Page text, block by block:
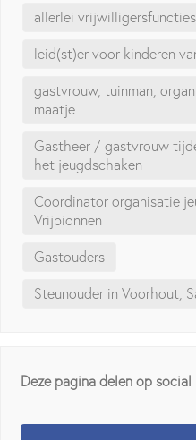
allerlei vrijwilligersfuncties
leid(st)er voor kinderen
gastvrouw, tuinman,
maatje
Gastheer / gastvrouw
het jeugdschaken
Coordinator organisatie
Vrijpionnen
Gastouders
Steunouder in Voorhout,
Deze pagina delen op social